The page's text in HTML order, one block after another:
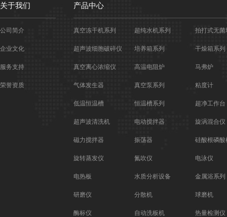
关于我们
公司简介
企业文化
服务支持
荣誉资质
产品中心
真空冻干机系列 超纯水机系列 拍打式无菌
超声波细胞破碎仪 培养箱系列 干燥箱系列
真空离心浓缩仪 高温电阻炉 马弗炉
气体发生器 真空泵系列 粘度计
低温恒温槽 恒温槽系列 超净工作台
超声波清洗机 电动搅拌器 旋涡混合仪
磁力搅拌器 振荡器 硅酸根磷酸
旋转蒸发仪 氮吹仪 电泳仪
电热板 水质分析设备 金属浴系列
研磨仪 分散机 球磨机
酶标仪 自动洗板机 热量检测仪